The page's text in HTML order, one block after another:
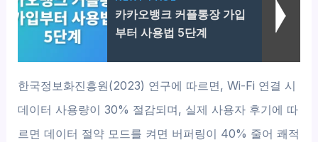
카카오뱅크 커플통장 가입
부터 사용법 5단계
한국정보화진흥원(2023) 연구에 따르면, Wi-Fi 연결 시
데이터 사용량이 30% 절감되며, 실제 사용자 후기에 따
르면 데이터 절약 모드를 켜면 버퍼링이 40% 줄어 쾌적